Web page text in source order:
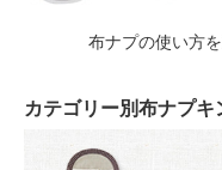
布ナプの使い方
カテゴリー別布ナプキ